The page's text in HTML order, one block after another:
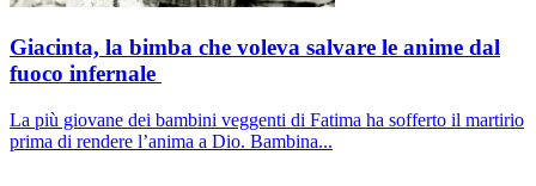
Giacinta, la bimba che voleva salvare le anime dal
fuoco infernale
La più giovane dei bambini veggenti di Fatima ha sofferto il martirio
prima di rendere l’anima a Dio. Bambina...